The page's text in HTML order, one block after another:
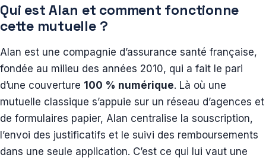
Qui est Alan et comment fonctionne
cette mutuelle ?
Alan est une compagnie d’assurance santé française,
fondée au milieu des années 2010, qui a fait le pari
d’une couverture 100 % numérique. Là où une
mutuelle classique s’appuie sur un réseau d’agences et
de formulaires papier, Alan centralise la souscription,
l’envoi des justificatifs et le suivi des remboursements
dans une seule application. C’est ce qui lui vaut une